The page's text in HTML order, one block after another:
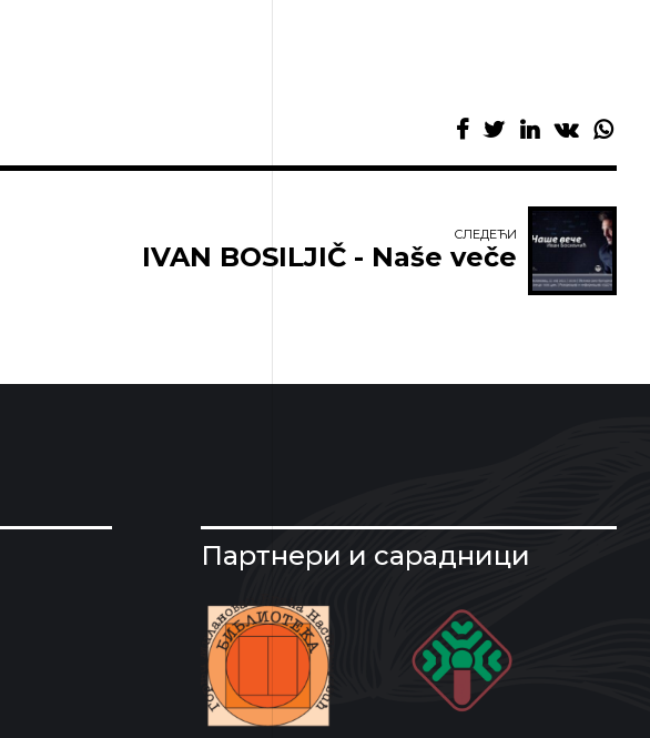
СЛЕДЕЋИ
IVAN BOSILJIČ - Naše veče
Партнери и сарадници